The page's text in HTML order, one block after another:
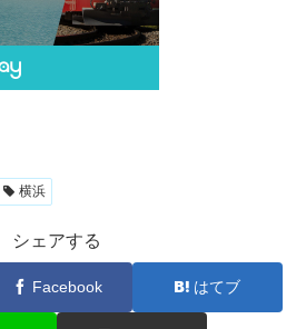
横浜
シェアする
Facebook はてブ